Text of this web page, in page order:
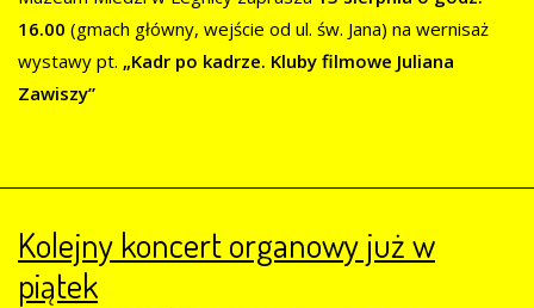
16.00 (gmach główny, wejście od ul. św. Jana) na wernisaż
wystawy pt. „Kadr po kadrze. Kluby filmowe Juliana
Zawiszy”
Kolejny koncert organowy już w
piątek